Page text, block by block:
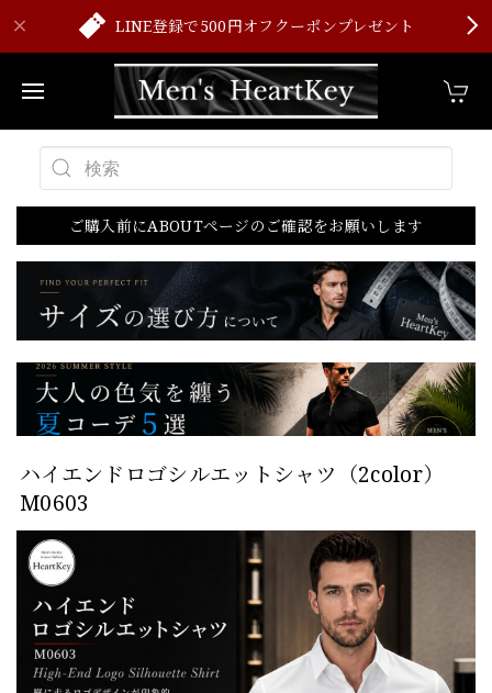
LINE登録で500円オフクーポンプレゼント
ご購入前にABOUTページのご確認をお願いします
ハイエンドロゴシルエットシャツ（2color）
M0603